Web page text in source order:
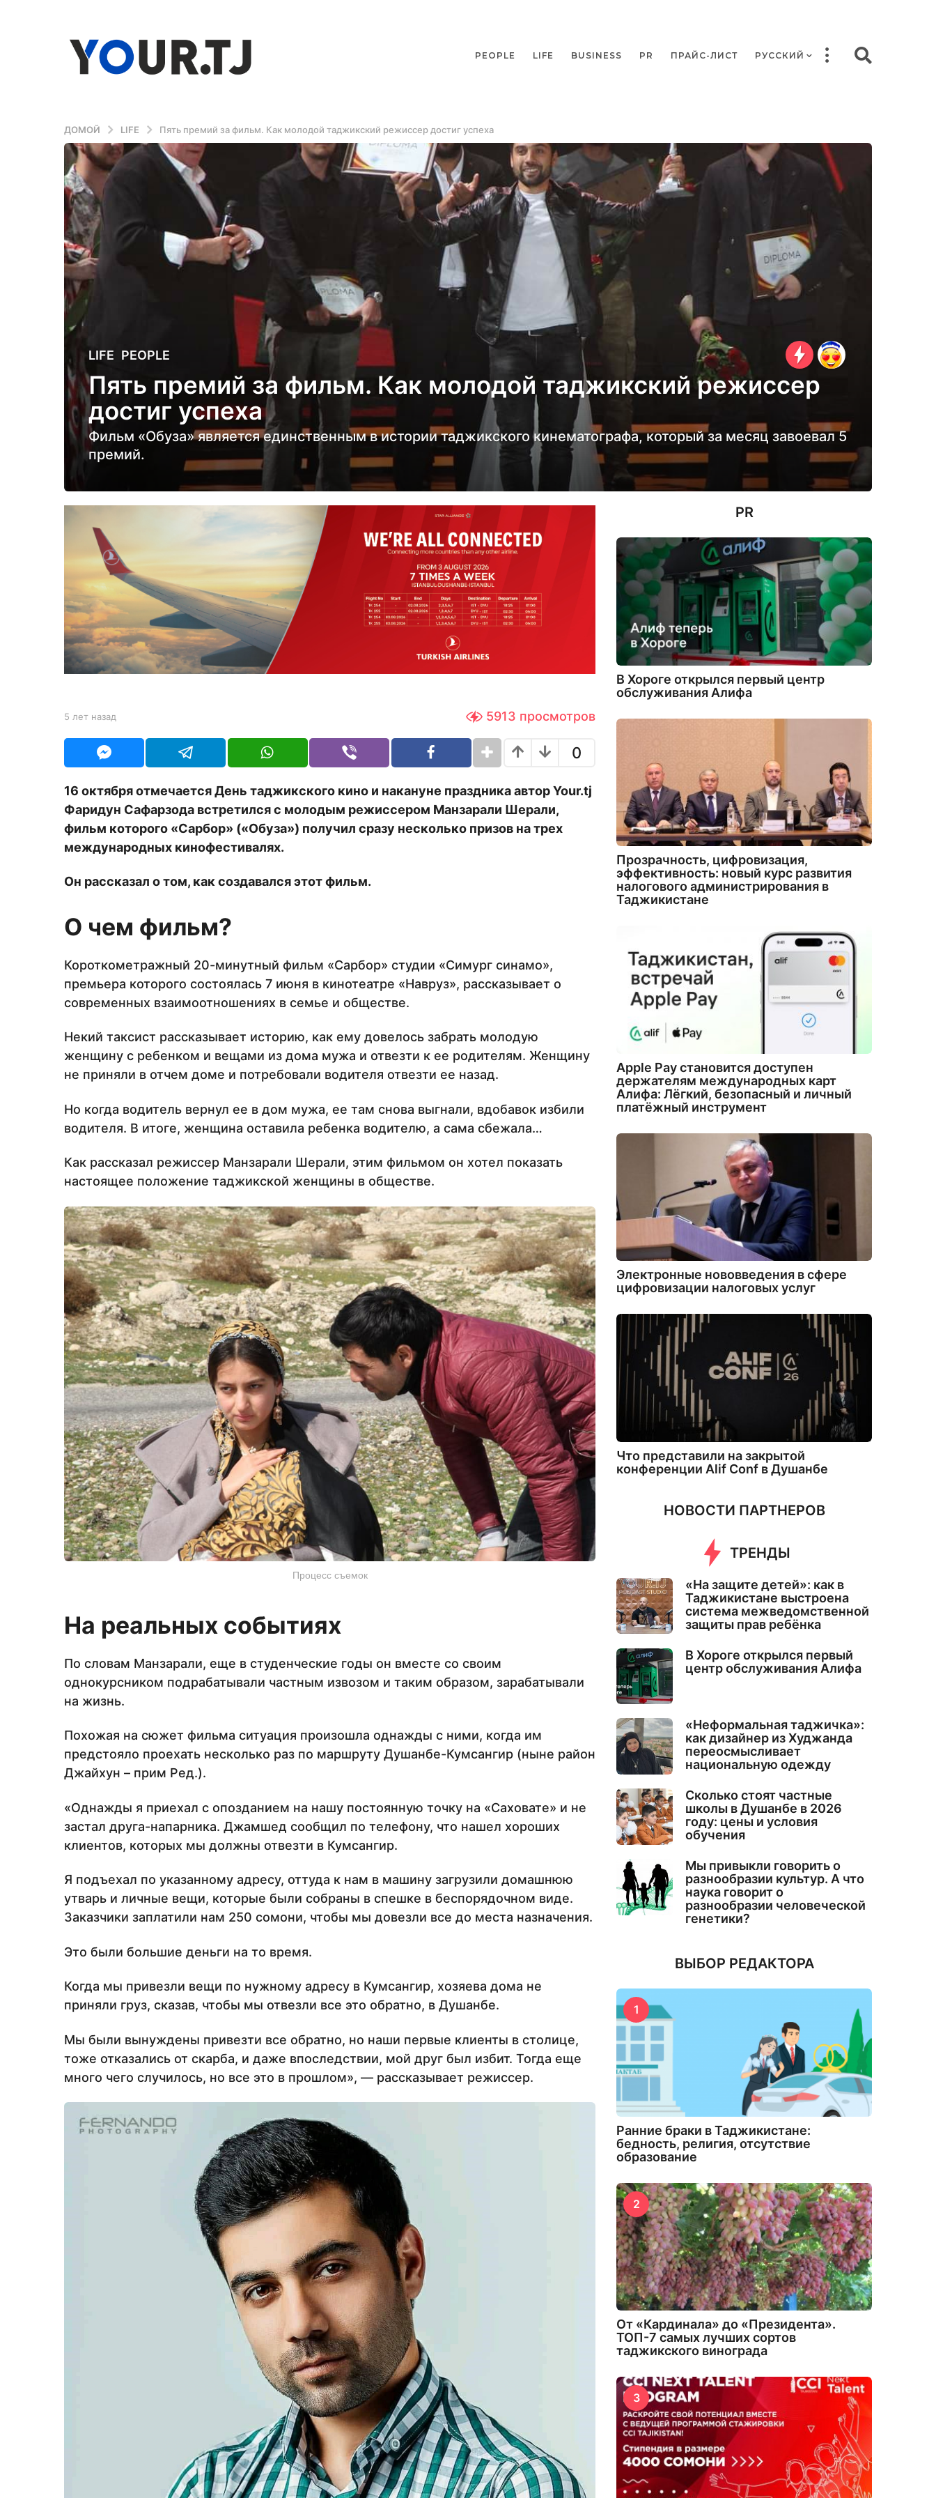
PEOPLE LIFE BUSINESS PR ПРАЙС-ЛИСТ РУССКИЙ
ДОМОЙ LIFE Пять премий за фильм. Как молодой таджикский режиссер достиг успеха
5
е
т
н
а
з
л
е
н
а
з
а
д
LIFE ,PEOPLE
Пять премий за фильм. Как молодой таджикский режиссер
достиг успеха
Фильм «Обуза» является единственным в истории таджикского кинематографа, который за месяц завоевал 5
премий.
b
Y
U
5 лет назад
н
з
а
5913 просмотров
0
16 октября отмечается День таджикского кино и накануне праздника авторYour.tj
Фаридун Сафарзода встретился с молодым режиссером Манзарали Шерали,
фильм которого «Сарбор» («Обуза») получил сразу несколько призов на трех
международных кинофестивалях.
Он рассказал о том, как создавался этот фильм.
О чем фильм?
Короткометражный 20-минутный фильм «Сарбор» студии «Симург синамо»,
премьера которого состоялась 7 июня в кинотеатре «Навруз», рассказывает о
современных взаимоотношениях в семье и обществе.
Некий таксист рассказывает историю, как ему довелось забрать молодую
женщину с ребенком и вещами из дома мужа и отвезти к ее родителям. Женщину
не приняли в отчем доме и потребовали водителя отвезти ее назад.
Но когда водитель вернул ее в дом мужа, ее там снова выгнали, вдобавок избили
водителя. В итоге, женщина оставила ребенка водителю, а сама сбежала…
Как рассказал режиссер Манзарали Шерали, этим фильмом он хотел показать
настоящее положение таджикской женщины в обществе.
Процесс съемок
На реальных событиях
По словам Манзарали, еще в студенческие годы он вместе со своим
однокурсником подрабатывали частным извозом и таким образом, зарабатывали
на жизнь.
Похожая на сюжет фильма ситуация произошла однажды с ними, когда им
предстояло проехать несколько раз по маршруту Душанбе-Кумсангир (ныне район
Джайхун – прим Ред.).
«Однажды я приехал с опозданием на нашу постоянную точку на «Саховате» и не
застал друга-напарника. Джамшед сообщил по телефону, что нашел хороших
клиентов, которых мы должны отвезти в Кумсангир.
Я подъехал по указанному адресу, оттуда к нам в машину загрузили домашнюю
утварь и личные вещи, которые были собраны в спешке в беспорядочном виде.
Заказчики заплатили нам 250 сомони, чтобы мы довезли все до места назначения.
Это были большие деньги на то время.
Когда мы привезли вещи по нужному адресу в Кумсангир, хозяева дома не
приняли груз, сказав, чтобы мы отвезли все это обратно, в Душанбе.
Мы были вынуждены привезти все обратно, но наши первые клиенты в столице,
тоже отказались от скарба, и даже впоследствии, мой друг был избит. Тогда еще
много чего случилось, но все это в прошлом», — рассказывает режиссер.
PR
В Хороге открылся первый центр
обслуживания Алифа
Прозрачность, цифровизация,
эффективность: новый курс развития
налогового администрирования в
Таджикистане
Apple Pay становится доступен
держателям международных карт
Алифа: Лёгкий, безопасный и личный
платёжный инструмент
Электронные нововведения в сфере
цифровизации налоговых услуг
Что представили на закрытой
конференции Alif Conf в Душанбе
НОВОСТИ ПАРТНЕРОВ
ТРЕНДЫ
«На защите детей»: как в
Таджикистане выстроена
система межведомственной
защиты прав ребёнка
В Хороге открылся первый
центр обслуживания Алифа
«Неформальная таджичка»:
как дизайнер из Худжанда
переосмысливает
национальную одежду
Сколько стоят частные
школы в Душанбе в 2026
году: цены и условия
обучения
Мы привыкли говорить о
разнообразии культур. А что
наука говорит о
разнообразии человеческой
генетики?
ВЫБОР РЕДАКТОРА
1
Ранние браки в Таджикистане:
бедность, религия, отсутствие
образование
2
От «Кардинала» до «Президента».
ТОП-7 самых лучших сортов
таджикского винограда
3